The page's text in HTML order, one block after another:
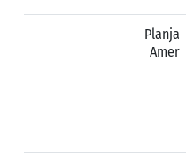
Planja
Amer